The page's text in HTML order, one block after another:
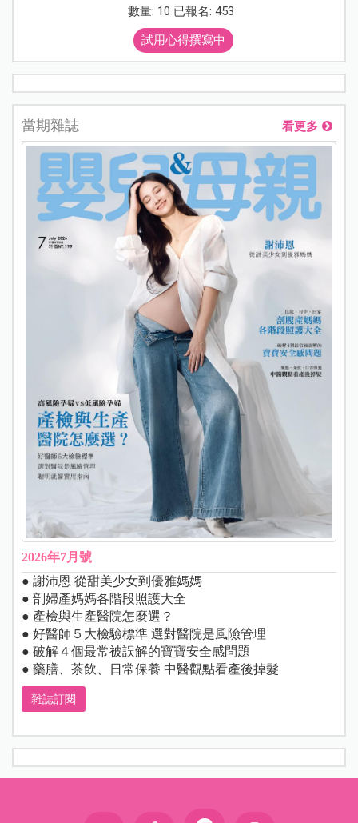
數量: 10 已報名: 453
試用心得撰寫中
當期雜誌 看更多
2026年7月號
● 謝沛恩 從甜美少女到優雅媽媽
● 剖婦產媽媽各階段照護大全
● 產檢與生產醫院怎麼選？
● 好醫師５大檢驗標準 選對醫院是風險管理
● 破解４個最常被誤解的寶寶安全感問題
● 藥膳、茶飲、日常保養 中醫觀點看產後掉髮
雜誌訂閱